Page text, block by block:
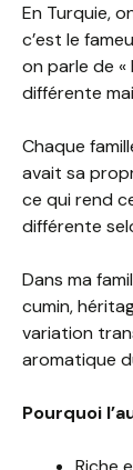
En Turquie,
c’est le
on parle de «
différente
Chaque
avait sa
ce qui rend
différente
Dans ma
cumin,
variation
aromatique
Pourquoi